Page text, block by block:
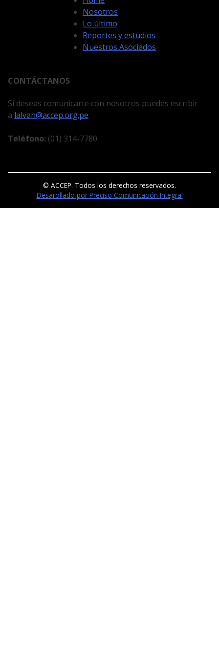
Nosotros
Lo último
Reportes y estudios
Nuestros Asociados
CONTÁCTANOS
Si deseas comunicarte con nosotros puedes escribir
a lalvan@accep.org.pe
Teléfono: (01) 314-7780
© ACCEP. Todos los derechos reservados.
Desarollado por Preciso Comunicación Integral